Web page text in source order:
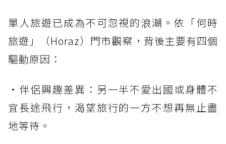
單人旅遊已成為不可忽視的浪潮。依「何時
旅遊」（Horaz）門市觀察，背後主要有四個
驅動原因：
・伴侶興趣差異：另一半不愛出國或身體不
宜長途飛行，渴望旅行的一方不想再無止盡
地等待。